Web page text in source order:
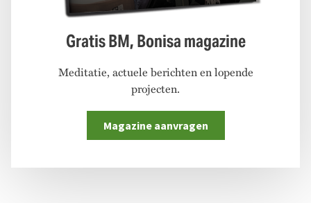
Gratis BM, Bonisa magazine
Meditatie, actuele berichten en lopende
projecten.
Magazine aanvragen